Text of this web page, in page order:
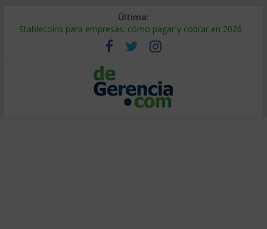
Última:
Stablecoins para empresas: cómo pagar y cobrar en 2026
Despido silencioso: qué es y por qué sale tan caro
IA en selección de personal: cómo auditarla a tiempo
Trabajo forzoso en la cadena de suministro: qué hacer
Mercado hispano de EE. UU.: cómo segmentarlo y venderle